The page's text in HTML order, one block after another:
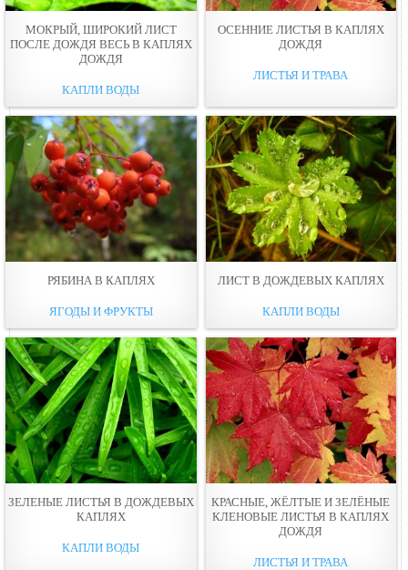
МОКРЫЙ, ШИРОКИЙ ЛИСТ
ПОСЛЕ ДОЖДЯ ВЕСЬ В КАПЛЯХ
ДОЖДЯ
КАПЛИ ВОДЫ
ОСЕННИЕ ЛИСТЬЯ В КАПЛЯХ
ДОЖДЯ
ЛИСТЬЯ И ТРАВА
РЯБИНА В КАПЛЯХ
ЯГОДЫ И ФРУКТЫ
ЛИСТ В ДОЖДЕВЫХ КАПЛЯХ
КАПЛИ ВОДЫ
ЗЕЛЕНЫЕ ЛИСТЬЯ В ДОЖДЕВЫХ
КАПЛЯХ
КАПЛИ ВОДЫ
КРАСНЫЕ, ЖЁЛТЫЕ И ЗЕЛЁНЫЕ
КЛЕНОВЫЕ ЛИСТЬЯ В КАПЛЯХ
ДОЖДЯ
ЛИСТЬЯ И ТРАВА